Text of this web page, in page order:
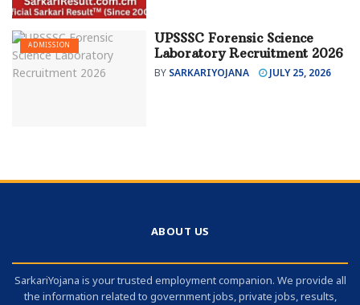
ADMISSION
UPSSSC Forensic Science
Laboratory Recruitment 2026
BY SARKARIYOJANA JULY 25, 2026
ABOUT US
SarkariYojana is your trusted employment companion. We provide all
the information related to government jobs, private jobs, results,